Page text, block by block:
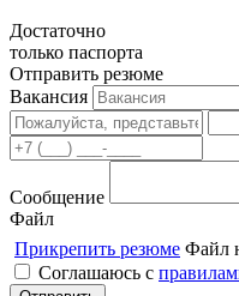
Достаточно
только паспорта
Отправить резюме
Вакансия
Сообщение
Файл
Прикрепить резюме Файл
Соглашаюсь с